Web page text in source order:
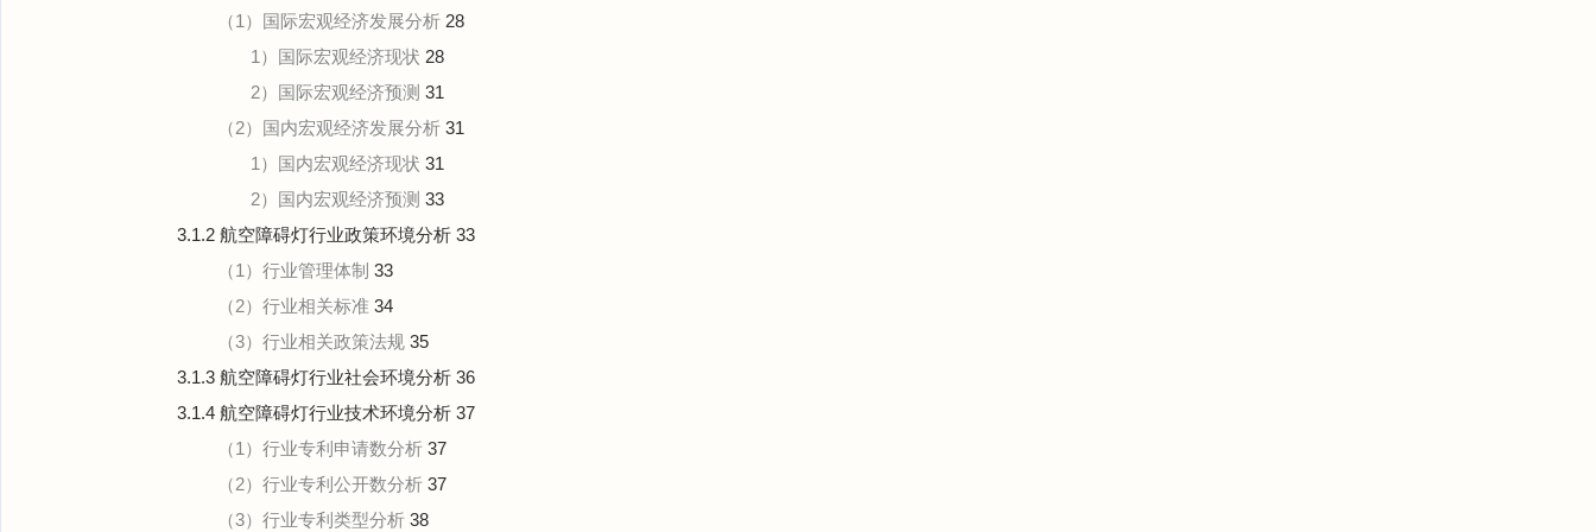
（1）国际宏观经济发展分析 28
1）国际宏观经济现状 28
2）国际宏观经济预测 31
（2）国内宏观经济发展分析 31
1）国内宏观经济现状 31
2）国内宏观经济预测 33
3.1.2 航空障碍灯行业政策环境分析 33
（1）行业管理体制 33
（2）行业相关标准 34
（3）行业相关政策法规 35
3.1.3 航空障碍灯行业社会环境分析 36
3.1.4 航空障碍灯行业技术环境分析 37
（1）行业专利申请数分析 37
（2）行业专利公开数分析 37
（3）行业专利类型分析 38